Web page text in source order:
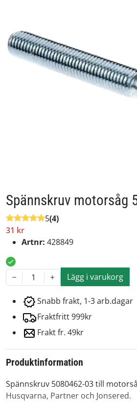
Spännskruv motorsåg
5(4)
31 kr
Artnr: 428849
1 Lägg i varukorg
Snabb frakt, 1-3 arb.dagar
Fraktfritt 999kr
Frakt fr. 49kr
Produktinformation
Spännskruv 5080462-03 till
Husqvarna, Partner och Jonsered.